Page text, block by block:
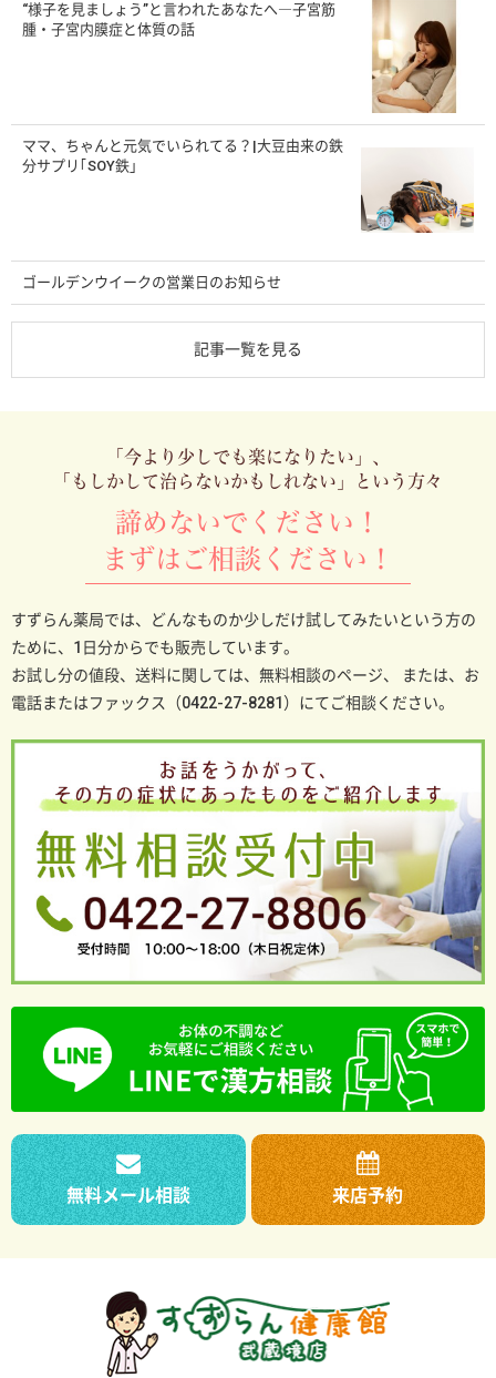
“様子を見ましょう”と言われたあなたへ―子宮筋
腫・子宮内膜症と体質の話
ママ、ちゃんと元気でいられてる？|大豆由来の鉄
分サプリ｢SOY鉄」
ゴールデンウイークの営業日のお知らせ
記事一覧を見る
「今より少しでも楽になりたい」、
「もしかして治らないかもしれない」という方々
諦めないでください！
まずはご相談ください！
すずらん薬局では、どんなものか少しだけ試してみたいという方の
ために、1日分からでも販売しています。
お試し分の値段、送料に関しては、無料相談のページ、
または、お
電話またはファックス（0422-27-8281）にてご相談ください。
無料メール相談 来店予約